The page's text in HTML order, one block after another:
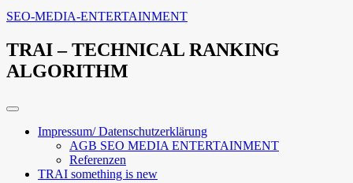
SEO-MEDIA-ENTERTAINMENT
TRAI – TECHNICAL RANKING
ALGORITHM
Impressum/ Datenschutzerklärung
AGB SEO MEDIA ENTERTAINMENT
Referenzen
TRAI something is new